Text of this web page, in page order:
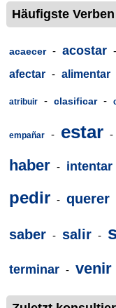
Häufigste Verben
acaecer - acostar -
afectar - alimentar
atribuir - clasificar -
empañar - estar -
haber - intentar
pedir - querer
saber - salir -
terminar - venir